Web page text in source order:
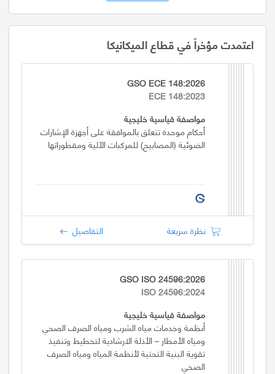
اعتمدت مؤخراً في قطاع الميكانيكا
GSO ECE 148:2026
ECE 148:2023
مواصفة قياسية خليجية
أحكام موحدة تتعلق بالموافقة على أجهزة الإشارات
الضوئية (المصابيح) للمركبات الآلية ومقطوراتها
نظرة سريعة التفاصيل
GSO ISO 24596:2026
ISO 24596:2024
مواصفة قياسية خليجية
أنظمة وخدمات مياه الشرب ومياه الصرف الصحي
ومياه الأمطار – الأدلة الارشادية لتخطيط وتنفيذ
تقوية البنية التحتية لأنظمة المياه ومياه الصرف
الصحي